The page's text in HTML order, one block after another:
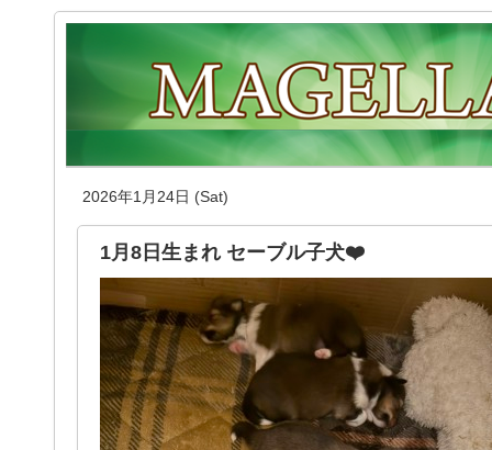
2026年1月24日 (Sat)
1月8日生まれ セーブル子犬❤️